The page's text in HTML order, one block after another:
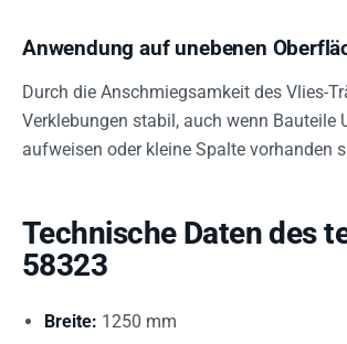
Anwendung auf unebenen
Durch die Anschmiegsamkeit des Vlies-
Verklebungen stabil, auch wenn Bauteile
aufweisen oder kleine Spalte vorhanden
Technische Daten des
58323
Breite: 1250 mm